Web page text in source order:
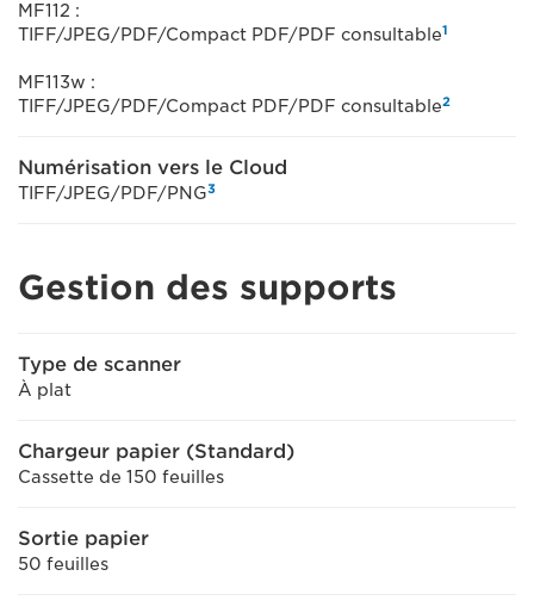
MF112 :
TIFF/JPEG/PDF/Compact PDF/PDF consultable1
MF113w :
TIFF/JPEG/PDF/Compact PDF/PDF consultable2
Numérisation vers le Cloud
TIFF/JPEG/PDF/PNG3
Gestion des supports
Type de scanner
À plat
Chargeur papier (Standard)
Cassette de 150 feuilles
Sortie papier
50 feuilles